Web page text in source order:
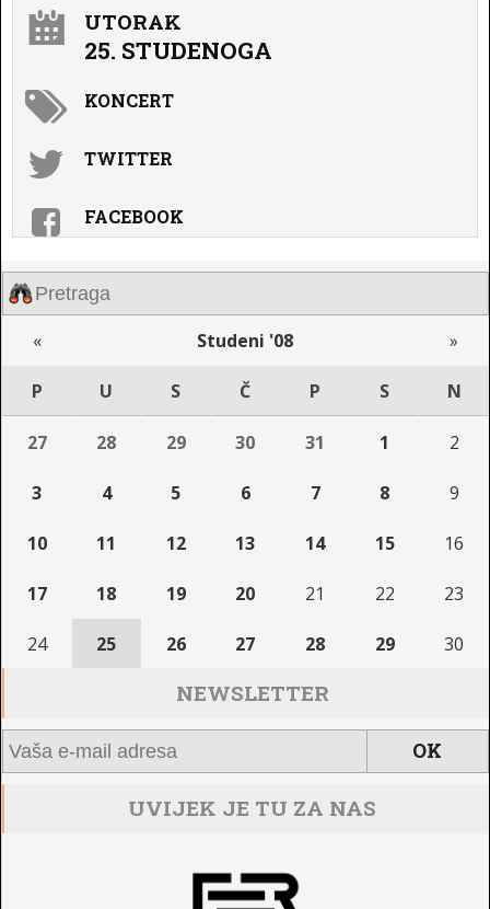
UTORAK
25. STUDENOGA
KONCERT
TWITTER
FACEBOOK
« Studeni '08 »
P U S Č P S N
27 28 29 30 31 1 2
3 4 5 6 7 8 9
10 11 12 13 14 15 16
17 18 19 20 21 22 23
24 25 26 27 28 29 30
NEWSLETTER
UVIJEK JE TU ZA NAS